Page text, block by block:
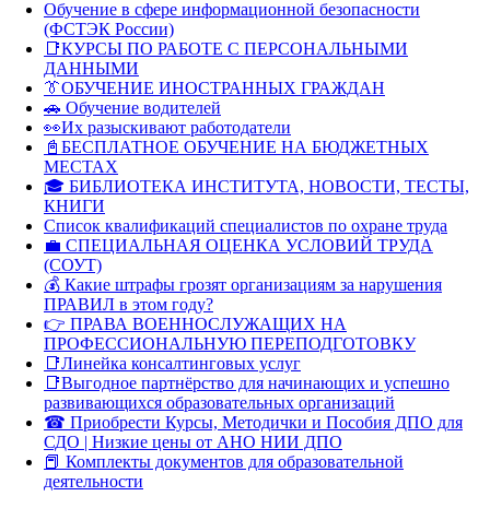
Обучение в сфере информационной безопасности
(ФСТЭК России)
📑КУРСЫ ПО РАБОТЕ С ПЕРСОНАЛЬНЫМИ
ДАННЫМИ
👔ОБУЧЕНИЕ ИНОСТРАННЫХ ГРАЖДАН
🚗 Обучение водителей
👀Их разыскивают работодатели
📓БЕСПЛАТНОЕ ОБУЧЕНИЕ НА БЮДЖЕТНЫХ
МЕСТАХ
🎓 БИБЛИОТЕКА ИНСТИТУТА, НОВОСТИ, ТЕСТЫ,
КНИГИ
Список квалификаций специалистов по охране труда
💼 СПЕЦИАЛЬНАЯ ОЦЕНКА УСЛОВИЙ ТРУДА
(СОУТ)
💰 Какие штрафы грозят организациям за нарушения
ПРАВИЛ в этом году?
👉 ПРАВА ВОЕННОСЛУЖАЩИХ НА
ПРОФЕССИОНАЛЬНУЮ ПЕРЕПОДГОТОВКУ
📑Линейка консалтинговых услуг
📑Выгодное партнёрство для начинающих и успешно
развивающихся образовательных организаций
☎ Приобрести Курсы, Методички и Пособия ДПО для
СДО | Низкие цены от АНО НИИ ДПО
📕 Комплекты документов для образовательной
деятельности